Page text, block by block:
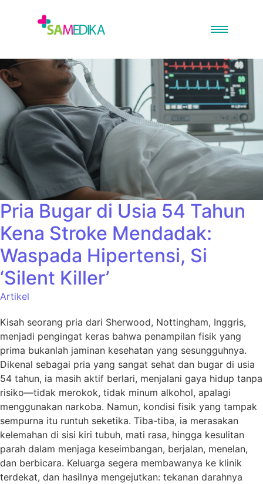
Pria Bugar di Usia 54 Tahun
Kena Stroke Mendadak:
Waspada Hipertensi, Si
‘Silent Killer’
Artikel
Kisah seorang pria dari Sherwood, Nottingham, Inggris,
menjadi pengingat keras bahwa penampilan fisik yang
prima bukanlah jaminan kesehatan yang sesungguhnya.
Dikenal sebagai pria yang sangat sehat dan bugar di usia
54 tahun, ia masih aktif berlari, menjalani gaya hidup tanpa
risiko—tidak merokok, tidak minum alkohol, apalagi
menggunakan narkoba. Namun, kondisi fisik yang tampak
sempurna itu runtuh seketika. Tiba-tiba, ia merasakan
kelemahan di sisi kiri tubuh, mati rasa, hingga kesulitan
parah dalam menjaga keseimbangan, berjalan, menelan,
dan berbicara. Keluarga segera membawanya ke klinik
terdekat, dan hasilnya mengejutkan: tekanan darahnya